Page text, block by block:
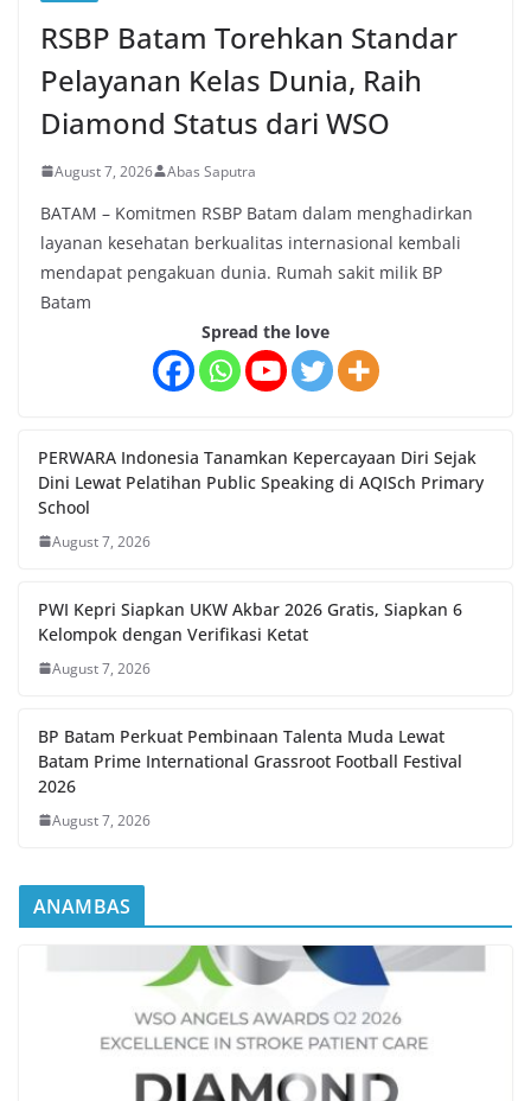
RSBP Batam Torehkan Standar
Pelayanan Kelas Dunia, Raih
Diamond Status dari WSO
August 7, 2026 Abas Saputra
BATAM – Komitmen RSBP Batam dalam menghadirkan
layanan kesehatan berkualitas internasional kembali
mendapat pengakuan dunia. Rumah sakit milik BP
Batam
Spread the love
PERWARA Indonesia Tanamkan Kepercayaan Diri Sejak
Dini Lewat Pelatihan Public Speaking di AQISch Primary
School
August 7, 2026
PWI Kepri Siapkan UKW Akbar 2026 Gratis, Siapkan 6
Kelompok dengan Verifikasi Ketat
August 7, 2026
BP Batam Perkuat Pembinaan Talenta Muda Lewat
Batam Prime International Grassroot Football Festival
2026
August 7, 2026
ANAMBAS